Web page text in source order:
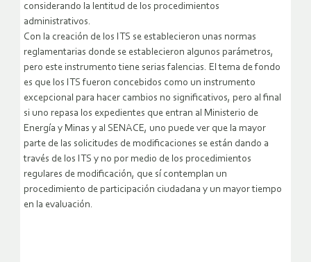
considerando la lentitud de los procedimientos
administrativos.
Con la creación de los ITS se establecieron unas normas
reglamentarias donde se establecieron algunos parámetros,
pero este instrumento tiene serias falencias. El tema de fondo
es que los ITS fueron concebidos como un instrumento
excepcional para hacer cambios no significativos, pero al final
si uno repasa los expedientes que entran al Ministerio de
Energía y Minas y al SENACE, uno puede ver que la mayor
parte de las solicitudes de modificaciones se están dando a
través de los ITS y no por medio de los procedimientos
regulares de modificación, que sí contemplan un
procedimiento de participación ciudadana y un mayor tiempo
en la evaluación.